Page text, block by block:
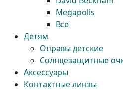
Megapolis
Все
Детям
Оправы детские
Солнцезащитные
Аксессуары
Контактные линзы